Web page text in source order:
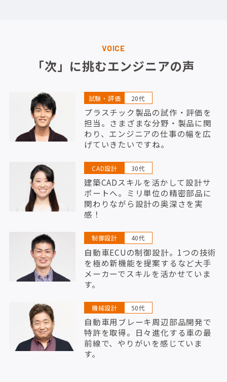
VOICE
「次」に挑むエンジニアの声
試験・評価 20代
プラスチック製品の試作・評価を
担当。さまざまな分野・製品に関
わり、エンジニアの仕事の幅を広
げていきたいですね。
CAD設計 30代
建築CADスキルを活かして設計サ
ポートへ。ミリ単位の精密部品に
関わりながら設計の奥深さを実
感！
制御設計 40代
自動車ECUの制御設計。1つの技術
を極め新機能を提案するなど大手
メーカーでスキルを活かせていま
す。
機械設計 50代
自動車用ブレーキ周辺部品開発で
特許を取得。日々進化する車の最
前線で、やりがいを感じていま
す。